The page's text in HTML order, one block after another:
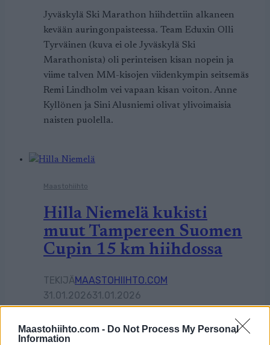
Maastohiihto.com - Do Not Process My Personal
Information
Jyväskylä Ski Marathon hiihdettiin alkaneen
kevään auringonpaisteessa. Team Eduxin Olli
Tyrväinen (kuva ei ole Jyväskylä Ski
Marathonista) oli perinteisen kisan nopein ja
viime talven MM-kisojen viidenkympin seitsemäs
Remi Lindholm vei vapaan kisan voiton. Anne
Kyllönen ja Sini Alusniemi olivat ylivoimaisia
naisten puolella.
Maastohiihto
Hilla Niemelä kukisti
muut Tampereen Suomen
Cupin 15 km hiihdossa
TEKIJÄMAASTOHIIHTO.COM
31.01.202631.01.2026
naisten 15 kilometrin matkalla.